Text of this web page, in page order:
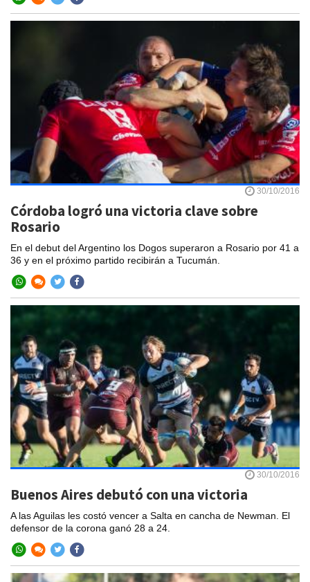
30/10/2016
Córdoba logró una victoria clave sobre
Rosario
En el debut del Argentino los Dogos superaron a Rosario por 41 a
36 y en el próximo partido recibirán a Tucumán.
30/10/2016
Buenos Aires debutó con una victoria
A las Aguilas les costó vencer a Salta en cancha de Newman. El
defensor de la corona ganó 28 a 24.